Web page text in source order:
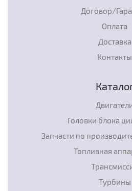
Договор/
Оплата
Доставка
Контакты
Головки блока
Запчасти по
Топливная
Турбины